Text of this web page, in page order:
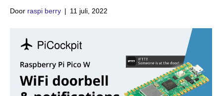
Door raspi berry | 11 juli, 2022